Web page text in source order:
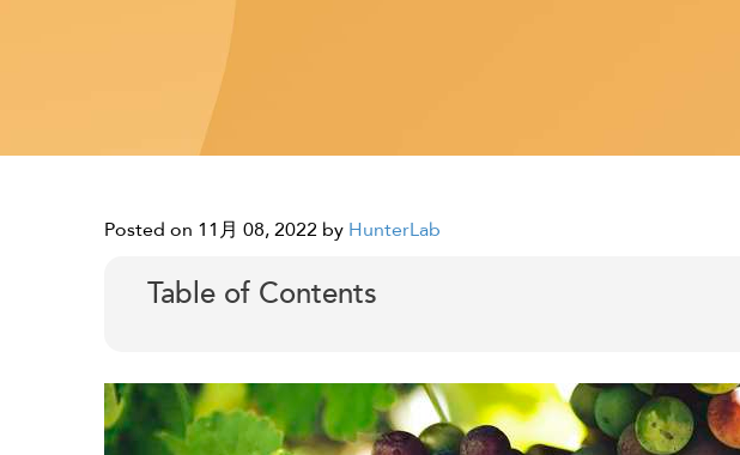
Posted on 11月 08, 2022 by HunterLab
Table of Contents